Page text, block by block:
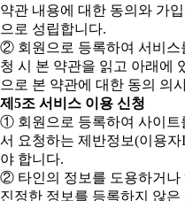
약관 내용에 대한 동의와 가
으로 성립합니다.
② 회원으로 등록하여 서비스
청 시 본 약관을 읽고 아래에
으로 본 약관에 대한 동의 의
제5조 서비스 이용 신청
① 회원으로 등록하여 사이트
서 요청하는 제반정보(이용
야 합니다.
② 타인의 정보를 도용하거나
진정한 정보를 등록하지 않